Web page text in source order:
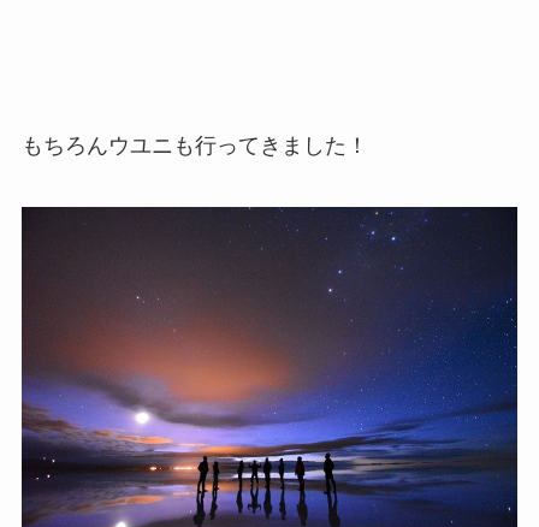
もちろんウユニも行ってきました！